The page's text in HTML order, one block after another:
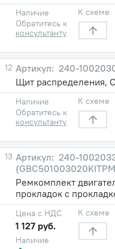
Наличие
Обратитесь к
консультанту
К схеме
12
240-
Щит
Наличие
Обратитесь к
консультанту
К схеме
13
240-
Ремкомплект
прокладок с
Наличие
Цена с НДС
1 127 руб.
К схеме